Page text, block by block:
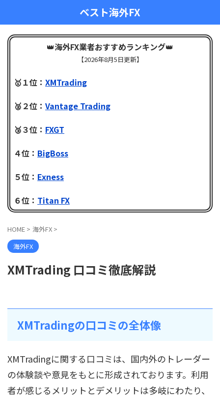
ベスト海外FX
👑海外FX業者おすすめランキング👑
【2026年8月5日更新】
🥇１位： XMTrading
🥈２位： Vantage Trading
🥉３位： FXGT
４位： BigBoss
５位： Exness
６位： Titan FX
HOME > 海外FX >
海外FX
XMTrading 口コミ徹底解説
XMTradingの口コミの全体像
XMTradingに関する口コミは、国内外のトレーダー
の体験談や意見をもとに形成されております。利用
者が感じるメリットとデメリットは多岐にわたり、